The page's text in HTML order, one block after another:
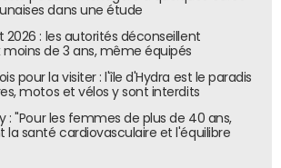
de trois à quatre ans. Les
ainsi adapter leur activité avec un
l'État. Aujourd'hui, plusieurs accords
et les partenaires sociaux,
la métallurgie, réclament une
de ces quatre années.
et des contraintes
dans une étude
2026 : les autorités déconseillent
moins de 3 ans, même équipés
pour la visiter : l'île d'Hydra est le paradis
motos et vélos y sont interdits
: "Pour les femmes de plus de 40 ans,
la santé cardiovasculaire et l'équilibre